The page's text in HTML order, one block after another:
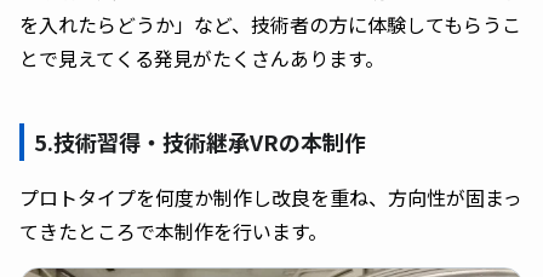
を入れたらどうか」など、技術者の方に体験してもらうこ
とで見えてくる発見がたくさんあります。
5.技術習得・技術継承VRの本制作
プロトタイプを何度か制作し改良を重ね、方向性が固まっ
てきたところで本制作を行います。